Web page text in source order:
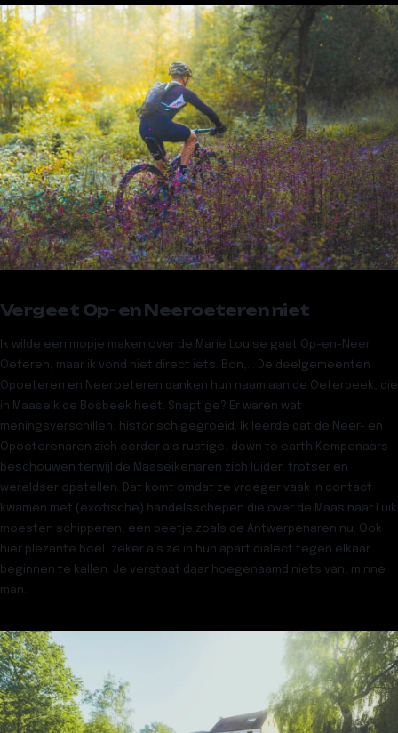
Vergeet Op- en Neeroeteren niet
Ik wilde een mopje maken over de Marie Louise gaat Op-en-Neer
Oeteren, maar ik vond niet direct iets. Bon,… De deelgemeenten
Opoeteren en Neeroeteren danken hun naam aan de Oeterbeek, die
in Maaseik de Bosbeek heet. Snapt ge? Er waren wat
meningsverschillen, historisch gegroeid. Ik leerde dat de Neer- en
Opoeterenaren zich eerder als rustige, down to earth Kempenaars
beschouwen terwijl de Maaseikenaren zich luider, trotser en
wereldser opstellen. Dat komt omdat ze vroeger vaak in contact
kwamen met (exotische) handelsschepen die over de Maas naar Luik
moesten schipperen, een beetje zoals de Antwerpenaren nu. Ook
hier plezante boel, zeker als ze in hun apart dialect tegen elkaar
beginnen te kallen. Je verstaat daar hoegenaamd niets van, minne
man.